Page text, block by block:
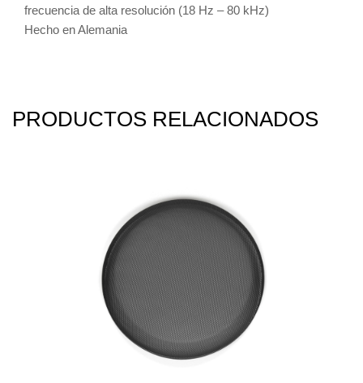
frecuencia de alta resolución (18 Hz – 80 kHz)
Hecho en Alemania
PRODUCTOS RELACIONADOS